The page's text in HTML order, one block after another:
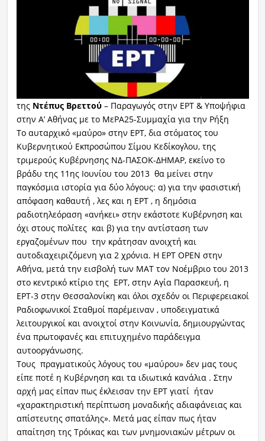
της Ντέπυς Βρεττού– Παραγωγός στην ΕΡΤ & Υποψήφια
στην Α’ Αθήνας με το ΜεΡΑ25-Συμμαχία για την Ρήξη
Το αυταρχικό «μαύρο» στην ΕΡΤ, δια στόματος του
Κυβερνητικού Εκπροσώπου Σίμου Κεδίκογλου, της
τριμερούς Κυβέρνησης ΝΔ-ΠΑΣΟΚ-ΔΗΜΑΡ, εκείνο το
βράδυ της 11ης Ιουνίου του 2013 θα μείνει στην
παγκόσμια ιστορία για δύο λόγους: α) για την φασιστική
απόφαση καθαυτή , λες και η ΕΡΤ , η δημόσια
ραδιοτηλεόραση «ανήκει» στην εκάστοτε Κυβέρνηση και
όχι στους πολίτες και β) για την αντίσταση των
εργαζομένων που την κράτησαν ανοιχτή και
αυτοδιαχειριζόμενη για 2 χρόνια. Η ΕΡΤ OPEN στην
Αθήνα, μετά την εισβολή των ΜΑΤ τον Νοέμβριο του 2013
στο κεντρικό κτίριο της ΕΡΤ, στην Αγία Παρασκευή, η
ΕΡΤ-3 στην Θεσσαλονίκη και όλοι σχεδόν οι Περιφερειακοί
Ραδιοφωνικοί Σταθμοί παρέμειναν , υποδειγματικά
λειτουργικοί και ανοιχτοί στην Κοινωνία, δημιουργώντας
ένα πρωτοφανές και επιτυχημένο παράδειγμα
αυτοοργάνωσης.
Τους πραγματικούς λόγους του «μαύρου» δεν μας τους
είπε ποτέ η Κυβέρνηση και τα ιδιωτικά κανάλια . Στην
αρχή μας είπαν πως έκλεισαν την ΕΡΤ γιατί ήταν
«χαρακτηριστική περίπτωση μοναδικής αδιαφάνειας και
απίστευτης σπατάλης». Μετά μας είπαν πως ήταν
απαίτηση της Τρόικας και των μνημονιακών μέτρων οι